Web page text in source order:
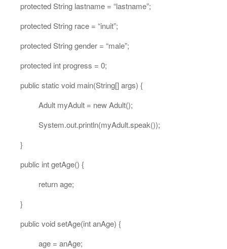
protected String lastname = “lastname”;
protected String race = “inuit”;
protected String gender = “male”;
protected int progress = 0;
public static void main(String[] args) {
Adult myAdult = new Adult();
System.out.println(myAdult.speak());
}
public int getAge() {
return age;
}
public void setAge(int anAge) {
age = anAge;